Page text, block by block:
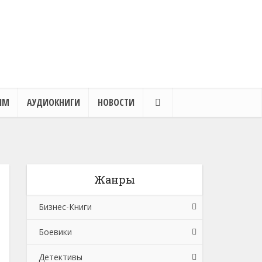
АУДИОКНИГИ НОВОСТИ
Жанры
Бизнес-Книги
Банковское дело
Бухучет, налогообложение, аудит
Боевики
Боевики: Прочее
Детективы